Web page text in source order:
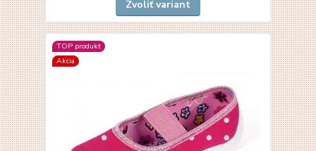
Zvoliť variant
TOP produkt
Akcia